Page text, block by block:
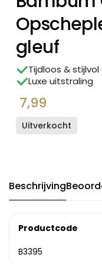
gleuf
Tijdloos &
Luxe uitstraling
7,99
Uitverkocht
Beschrijving
Productcode
B3395